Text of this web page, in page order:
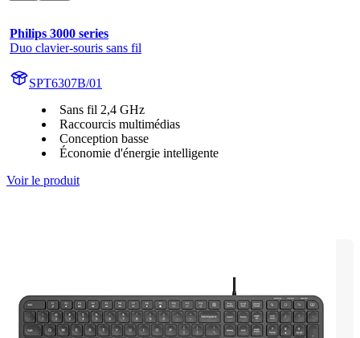
Philips 3000 series
Duo clavier-souris sans fil
SPT6307B/01
Sans fil 2,4 GHz
Raccourcis multimédias
Conception basse
Économie d'énergie intelligente
Voir le produit